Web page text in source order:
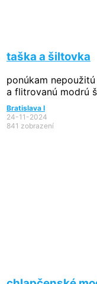
taška a šiltovka
ponúkam
a flitrovanú modrú
Bratislava I
24-11-2024
841 zobrazení